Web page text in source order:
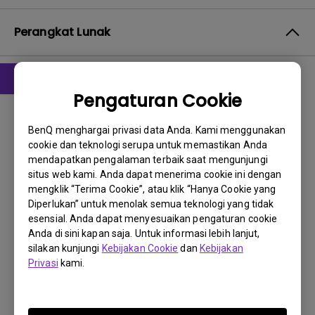
Pengaturan Cookie
BenQ menghargai privasi data Anda. Kami menggunakan
cookie dan teknologi serupa untuk memastikan Anda
mendapatkan pengalaman terbaik saat mengunjungi
situs web kami. Anda dapat menerima cookie ini dengan
mengklik “Terima Cookie”, atau klik “Hanya Cookie yang
Diperlukan” untuk menolak semua teknologi yang tidak
esensial. Anda dapat menyesuaikan pengaturan cookie
Anda di sini kapan saja. Untuk informasi lebih lanjut,
silakan kunjungi Kebijakan Cookie dan Kebijakan
Privasi kami.
Perangkat Lunak
drivers
OS:WindowVista|WinXP
OS Version:
Versi:1.0
Perbarui:2008/04/02
Ukuran File:326.5 KB
Unduh